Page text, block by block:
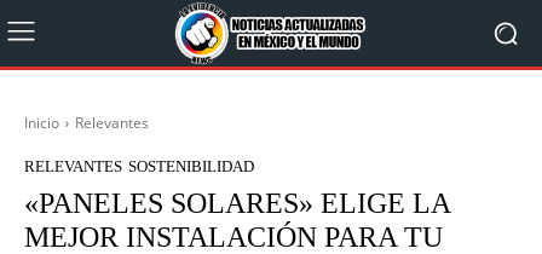
Inicio Relevantes
RELEVANTES SOSTENIBILIDAD
«PANELES SOLARES» ELIGE LA
MEJOR INSTALACIÓN PARA TU